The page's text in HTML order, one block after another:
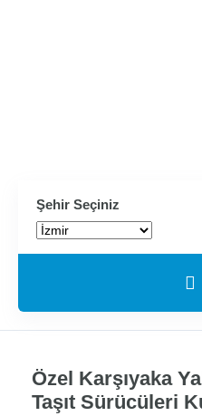
Şehir Seçiniz
Özel Karşıyaka
Taşıt Sürücüleri